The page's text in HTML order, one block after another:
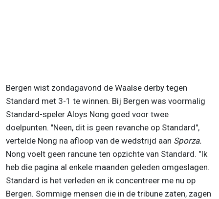
Bergen wist zondagavond de Waalse derby tegen
Standard met 3-1 te winnen. Bij Bergen was voormalig
Standard-speler Aloys Nong goed voor twee
doelpunten. "Neen, dit is geen revanche op Standard",
vertelde Nong na afloop van de wedstrijd aan Sporza.
Nong voelt geen rancune ten opzichte van Standard. "Ik
heb die pagina al enkele maanden geleden omgeslagen.
Standard is het verleden en ik concentreer me nu op
Bergen. Sommige mensen die in de tribune zaten, zagen